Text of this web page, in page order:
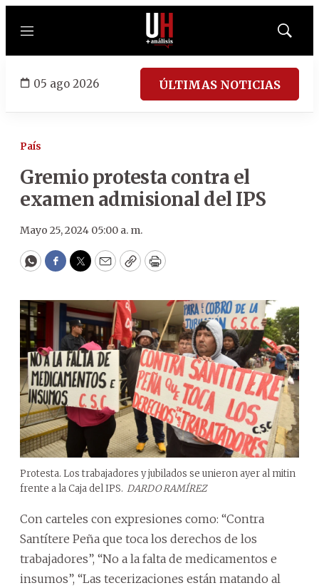
Menú
Mostrar
05 ago 2026 ÚLTIMAS NOTICIAS
País
Gremio protesta contra el
examen admisional del IPS
Mayo 25, 2024 05:00 a. m.
WhatsApp
Facebook
Twitter
EmailCopyPrint
Protesta. Los trabajadores y jubilados se unieron ayer al mitin
frente a la Caja del IPS. DARDO RAMÍREZ
Con carteles con expresiones como: “Contra
Santítere Peña que toca los derechos de los
trabajadores”, “No a la falta de medicamentos e
insumos”, “Las tecerizaciones están matando al